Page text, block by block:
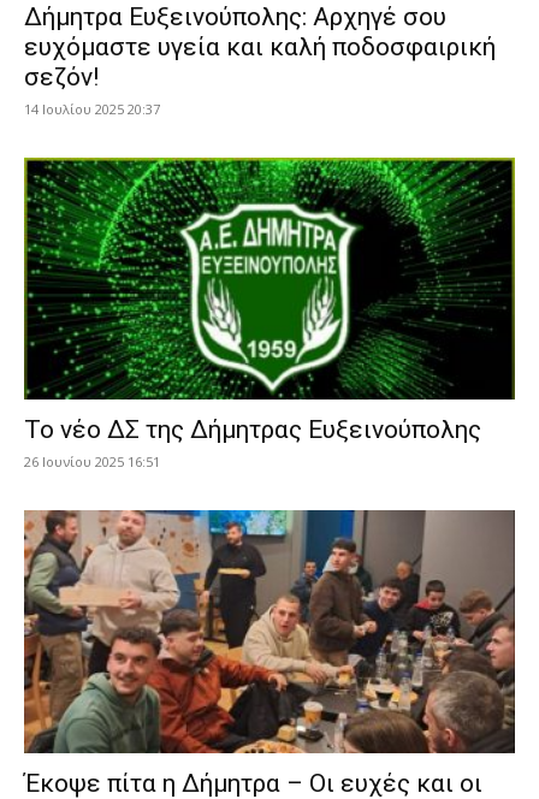
Δήμητρα Ευξεινούπολης: Αρχηγέ σου
ευχόμαστε υγεία και καλή ποδοσφαιρική
σεζόν!
14 Ιουλίου 2025 20:37
Το νέο ΔΣ της Δήμητρας Ευξεινούπολης
26 Ιουνίου 2025 16:51
Έκοψε πίτα η Δήμητρα – Οι ευχές και οι